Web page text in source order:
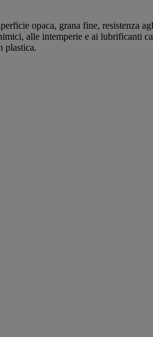
opaca, grana fine, resistenza
alle intemperie e ai lubrificanti
plastica.